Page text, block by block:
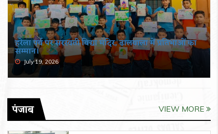
हरेला पर्व पर सरस्वती विद्या मंदिर, ढालवाला में प्रतिभाओं का
सम्मान।
July 19, 2026
पंजाब VIEW MORE